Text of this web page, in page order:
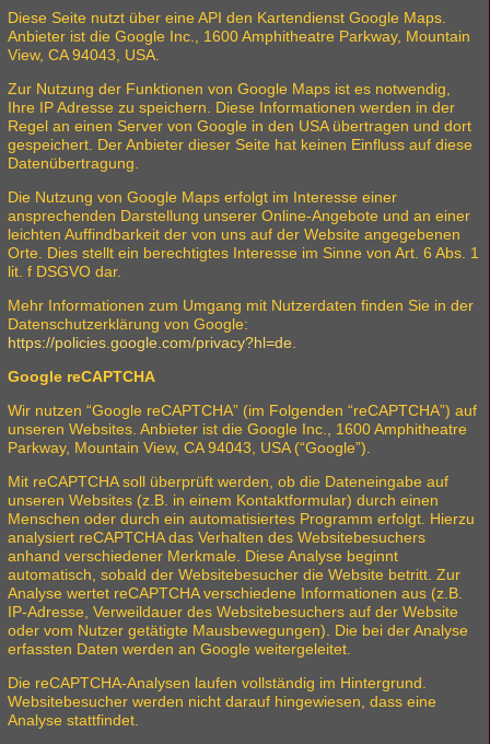
Diese Seite nutzt über eine API den Kartendienst Google Maps.
Anbieter ist die Google Inc., 1600 Amphitheatre Parkway, Mountain
View, CA 94043, USA.
Zur Nutzung der Funktionen von Google Maps ist es notwendig,
Ihre IP Adresse zu speichern. Diese Informationen werden in der
Regel an einen Server von Google in den USA übertragen und dort
gespeichert. Der Anbieter dieser Seite hat keinen Einfluss auf diese
Datenübertragung.
Die Nutzung von Google Maps erfolgt im Interesse einer
ansprechenden Darstellung unserer Online-Angebote und an einer
leichten Auffindbarkeit der von uns auf der Website angegebenen
Orte. Dies stellt ein berechtigtes Interesse im Sinne von Art. 6 Abs. 1
lit. f DSGVO dar.
Mehr Informationen zum Umgang mit Nutzerdaten finden Sie in der
Datenschutzerklärung von Google:
https://policies.google.com/privacy?hl=de.
Google reCAPTCHA
Wir nutzen “Google reCAPTCHA” (im Folgenden “reCAPTCHA”) auf
unseren Websites. Anbieter ist die Google Inc., 1600 Amphitheatre
Parkway, Mountain View, CA 94043, USA (“Google”).
Mit reCAPTCHA soll überprüft werden, ob die Dateneingabe auf
unseren Websites (z.B. in einem Kontaktformular) durch einen
Menschen oder durch ein automatisiertes Programm erfolgt. Hierzu
analysiert reCAPTCHA das Verhalten des Websitebesuchers
anhand verschiedener Merkmale. Diese Analyse beginnt
automatisch, sobald der Websitebesucher die Website betritt. Zur
Analyse wertet reCAPTCHA verschiedene Informationen aus (z.B.
IP-Adresse, Verweildauer des Websitebesuchers auf der Website
oder vom Nutzer getätigte Mausbewegungen). Die bei der Analyse
erfassten Daten werden an Google weitergeleitet.
Die reCAPTCHA-Analysen laufen vollständig im Hintergrund.
Websitebesucher werden nicht darauf hingewiesen, dass eine
Analyse stattfindet.